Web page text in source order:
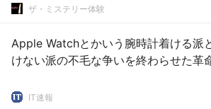
ザ・ミステリー体験
Apple Watchとかいう腕時計着ける派
けない派の不毛な争いを終わらせた革
IT速報